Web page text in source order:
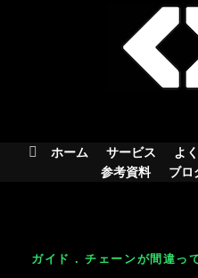
ホーム サービス よ
参考資料
ブロ
ガイド . チェーンが間違っ